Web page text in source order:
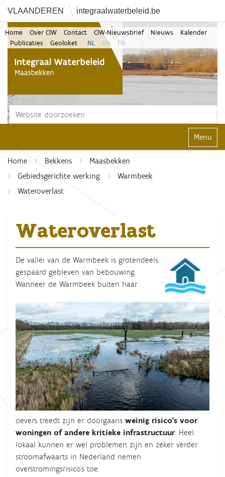
VLAANDEREN integraalwaterbeleid.be
Zoek
Home Over CIW Contact CIW-Nieuwsbrief Nieuws
Kalender
Publicaties
Geoloket NL EN FR
Klap
Home Bekkens
Maasbekken
Gebiedsgerichte werking
Warmbeek
Wateroverlast
Wateroverlast
De vallei van de Warmbeek is grotendeels
gespaard gebleven van bebouwing.
Wanneer de Warmbeek buiten haar
oevers treedt zijn er doorgaans weinig risico’s voor
woningen of andere kritieke infrastructuur. Heel
lokaal kunnen er wel problemen zijn en zeker verder
stroomafwaarts in Nederland nemen
overstromingsrisico’s toe.